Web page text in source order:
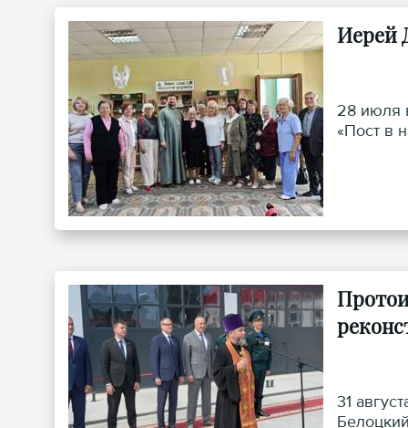
Иерей
28 июля
«Пост в
31